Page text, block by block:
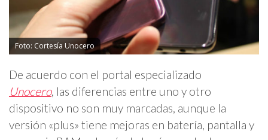
Foto: Cortesía Unocero
De acuerdo con el portal especializado
Unocero, las diferencias entre uno y otro
dispositivo no son muy marcadas, aunque la
versión «plus» tiene mejoras en batería, pantalla y